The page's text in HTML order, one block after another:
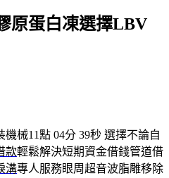
原蛋白凍選擇LBV
械11點 04分 39秒 選擇不論自
款輕鬆解決短期資金借錢管道借
溝專人服務眼周超音波脂雕移除